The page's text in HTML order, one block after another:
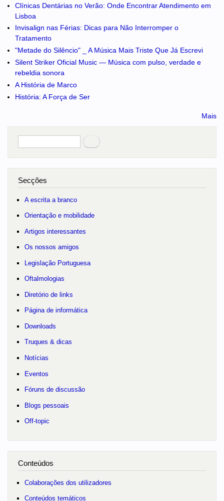
Clínicas Dentárias no Verão: Onde Encontrar Atendimento em
Lisboa
Invisalign nas Férias: Dicas para Não Interromper o
Tratamento
"Metade do Silêncio" _ A Música Mais Triste Que Já Escrevi
Silent Striker Oficial Music — Música com pulso, verdade e
rebeldia sonora
A História de Marco
História: A Força de Ser
Mais
Pesquisar
no portal
Secções
A escrita a branco
Orientação e mobilidade
Artigos interessantes
Os nossos amigos
Legislação Portuguesa
Oftalmologias
Diretório de links
Página de informática
Downloads
Truques & dicas
Notícias
Eventos
Fóruns de discussão
Blogs pessoais
Off-topic
Conteúdos
Colaborações dos utilizadores
Conteúdos temáticos